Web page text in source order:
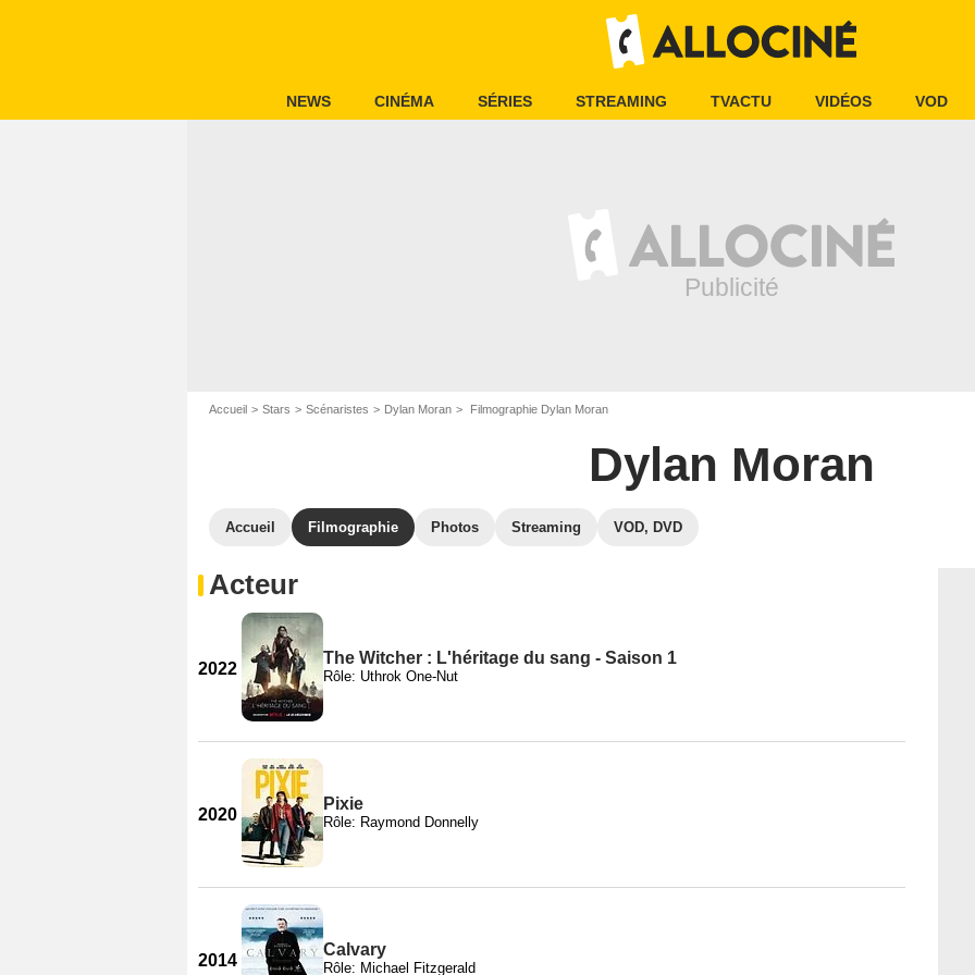
NEWS CINÉMA SÉRIES STREAMING TVACTU VIDÉOS VOD
Accueil Stars Scénaristes Dylan Moran Filmographie Dylan Moran
Dylan Moran
Accueil Filmographie Photos Streaming VOD, DVD
Acteur
2022
The Witcher : L'héritage du sang - Saison 1
Rôle: Uthrok One-Nut
2020
Pixie
Rôle: Raymond Donnelly
2014
Calvary
Rôle: Michael Fitzgerald